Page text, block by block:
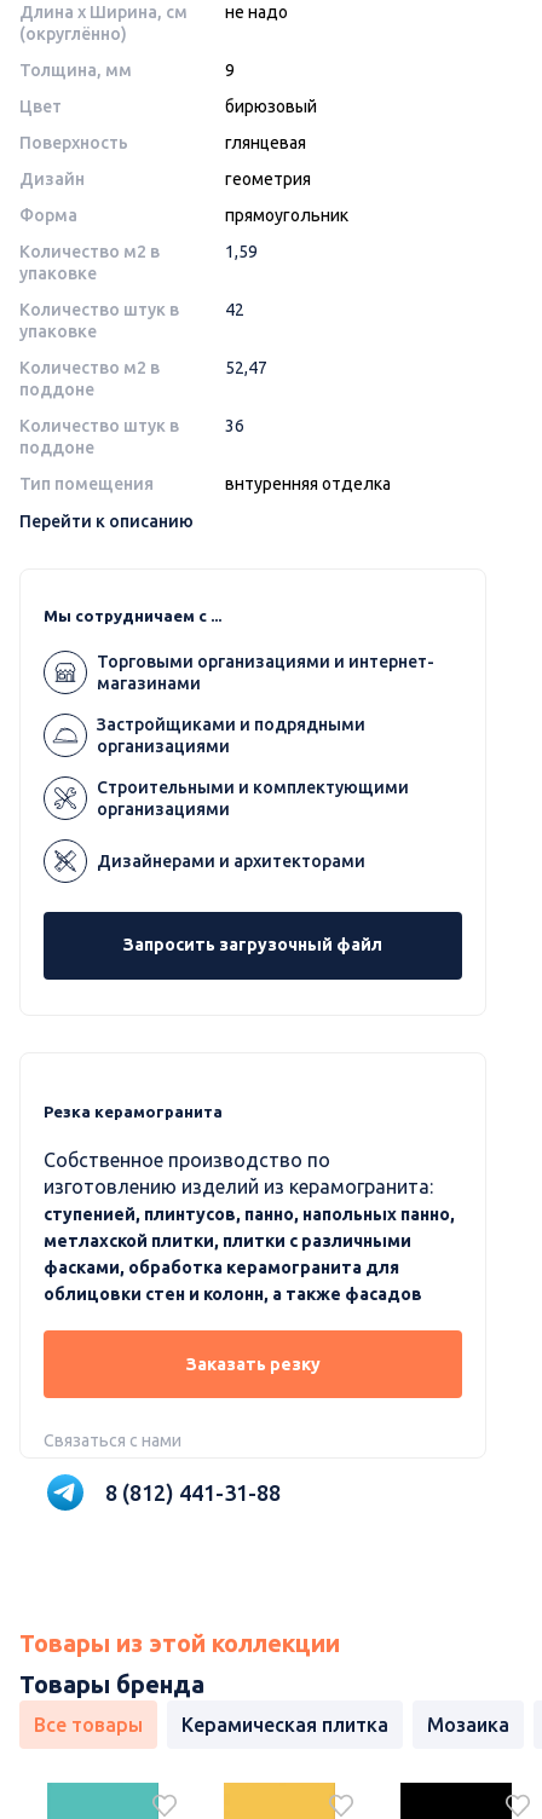
Длина x Ширина, см
(округлённо)
не надо
Толщина, мм
9
Цвет
бирюзовый
Поверхность
глянцевая
Дизайн
геометрия
Форма
прямоугольник
Количество м2 в
упаковке
1,59
Количество штук в
упаковке
42
Количество м2 в
поддоне
52,47
Количество штук в
поддоне
36
Тип помещения
внтуренняя отделка
Перейти к описанию
Мы сотрудничаем с ...
Торговыми организациями и интернет-
магазинами
Застройщиками и подрядными
организациями
Строительными и комплектующими
организациями
Дизайнерами и архитекторами
Запросить загрузочный файл
Резка керамогранита
Собственное производство по
изготовлению изделий из керамогранита:
ступенией, плинтусов, панно, напольных панно,
метлахской плитки, плитки с различными
фасками, обработка керамогранита для
облицовки стен и колонн, а также фасадов
Заказать резку
Связаться с нами
8 (812) 441-31-88
Товары из этой коллекции
Товары бренда
Все товары Керамическая плитка Мозаика